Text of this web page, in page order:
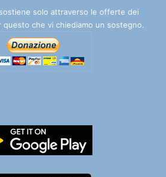
solo attraverso le offerte dei
che vi chiediamo un sostegno.